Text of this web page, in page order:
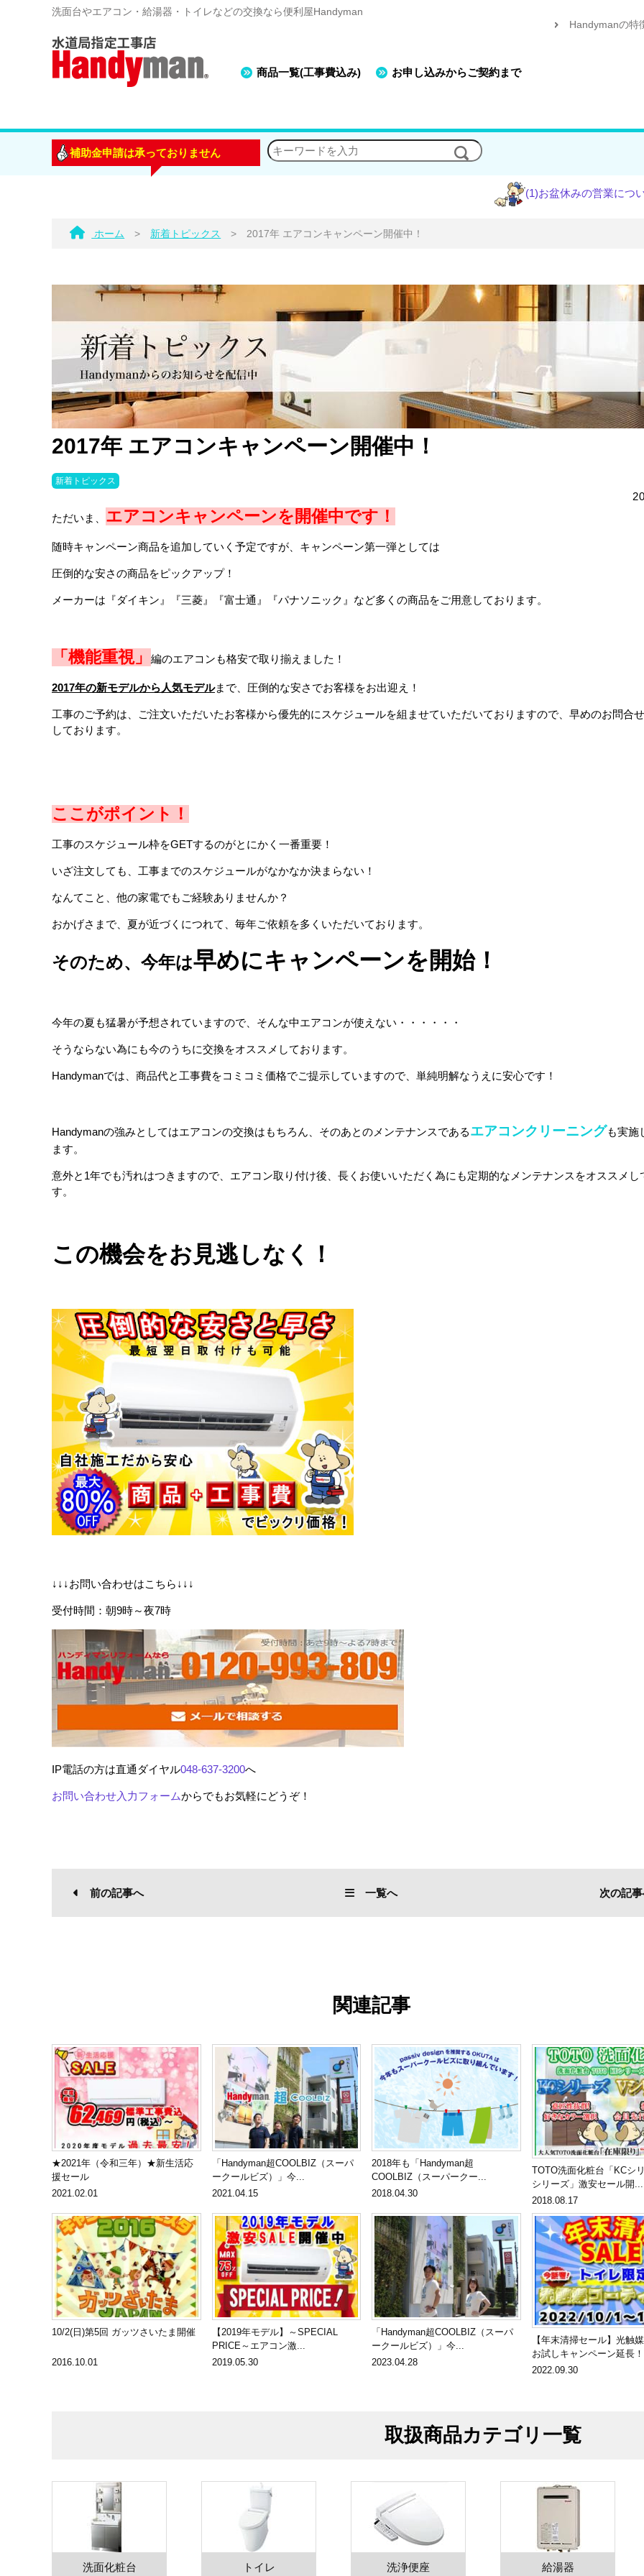
洗面台やエアコン・給湯器・トイレなどの交換なら便利屋Handyman
商品一覧(工事費込み) お申し込みからご契約まで
Handymanの特
補助金申請は承っておりません
(1)お盆休みの営業について(2)エアコ
ホーム > 新着トピックス > 2017年 エアコンキャンペーン開催中！
2017年 エアコンキャンペーン開催中！
新着トピックス
ただいま、 エアコンキャンペーンを開催中です！
随時キャンペーン商品を追加していく予定ですが、キャンペーン第一弾としては
圧倒的な安さの商品をピックアップ！
メーカーは『ダイキン』『三菱』『富士通』『パナソニック』など多くの商品をご用意しております。
「機能重視」 編のエアコンも格安で取り揃えました！
2017年の新モデルから人気モデルまで、圧倒的な安さでお客様をお出迎え！
工事のご予約は、ご注文いただいたお客様から優先的にスケジュールを組ませていただいておりますので、早めのお問合
しております。
ここがポイント！
工事のスケジュール枠をGETするのがとにかく一番重要！
いざ注文しても、工事までのスケジュールがなかなか決まらない！
なんてこと、他の家電でもご経験ありませんか？
おかげさまで、夏が近づくにつれて、毎年ご依頼を多くいただいております。
そのため、今年は早めにキャンペーンを開始！
今年の夏も猛暑が予想されていますので、そんな中エアコンが使えない・・・・・・
そうならない為にも今のうちに交換をオススメしております。
Handymanでは、商品代と工事費をコミコミ価格でご提示していますので、単純明解なうえに安心です！
Handymanの強みとしてはエアコンの交換はもちろん、そのあとのメンテナンスであるエアコンクリ ーニングも実施
ます。
意外と1年でも汚れはつきますので、エアコン取り付け後、長くお使いいただく為にも定期的なメンテナンスをオススメし
す。
この機会をお見逃しなく！
↓↓↓お問い合わせはこちら↓↓↓
受付時間：朝9時～夜7時
IP電話の方は直通ダイヤル048-637-3200へ
お問い合わせ入力フォームからでもお気軽にどうぞ！
前の記事へ 一覧へ 次の記
関連記事
★2021年（令和三年）★新生活応
援セール
2021.02.01
「Handyman超COOLBIZ（スーパ
ークールビズ）」今...
2021.04.15
2018年も「Handyman超
COOLBIZ（スーパークー...
2018.04.30
TOTO洗面化粧台「KCシ
シリーズ」激安セール開...
2018.08.17
10/2(日)第5回 ガッツさいたま開催
2016.10.01
【2019年モデル】～SPECIAL
PRICE～エアコン激...
2019.05.30
「Handyman超COOLBIZ（スーパ
ークールビズ）」今...
2023.04.28
【年末清掃セール】光触
お試しキャンペーン延長！
2022.09.30
取扱商品カテゴリ一覧
洗面化粧台 トイレ 洗浄便座 給湯器